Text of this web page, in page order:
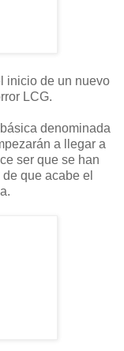
inicio de un nuevo
LCG.
denominada
a llegar a
ser que se han
que acabe el